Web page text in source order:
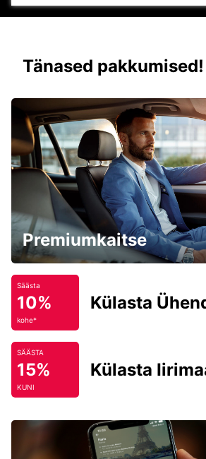
Tänased pakkumised!
Premiumkaitse
Säästa
10%
kohe*
Külasta
SÄÄSTA
15%
KUNI
Külasta